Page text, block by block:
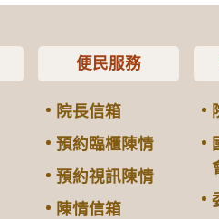
便民服務
院長信箱
預約臨櫃陳情
預約視訊陳情
陳情信箱